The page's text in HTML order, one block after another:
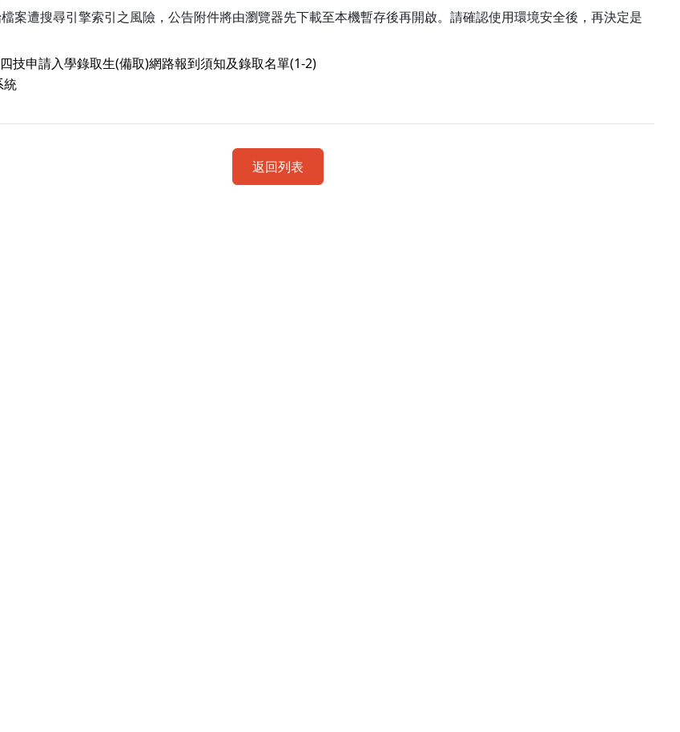
案遭搜尋引擎索引之風險，公告附件將由瀏覽器先下載至本機暫存後再開啟。請確認使用環境安全後，再決定是
技申請入學錄取生(備取)網路報到須知及錄取名單(1-2)
統
返回列表